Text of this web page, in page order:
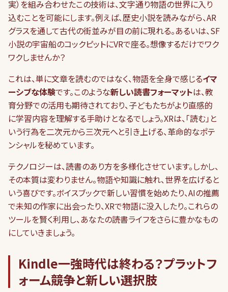
実）を組み合わせたこの技術は、文字通り物語の世界に入り
込むことを可能にします。例えば、歴史小説を読みながら、AR
グラスを通して古代の街並みが目の前に現れる。あるいは、SF
小説の宇宙船のコックピットにVRで座る。想像するだけでワク
ワクしませんか？
これは、単に文章を読むのではなく、物語を全身で感じるイマ
ーシブな体験です。このような新しい読書フォーマットは、教
育分野での活用も期待されており、子どもたちがより直感的
に学習内容を理解する手助けとなるでしょう。XRは、「読む」と
いう行為を二次元から三次元へと引き上げる、革命的なポテ
ンシャルを秘めています。
テクノロジーは、読書のあり方を多様化させています。しかし、
その本質は変わりません。物語や知識に触れ、世界を広げると
いう喜びです。ボイスブックで新しい習慣を始めたり、AIの推薦
で未知の作家に出会ったり、XRで物語に没入したり。これらの
ツールを賢く利用し、あなたの読書ライフをさらに豊かなもの
にしていきましょう。
Kindle一強時代は終わる？プラットフ
ォーム競争と新しい選択肢